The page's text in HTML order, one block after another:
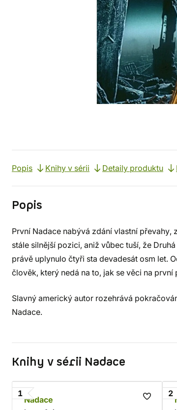
Popis Knihy v sérii Detaily produktu
Popis
První Nadace nabývá zdání vlastní převahy,
stále silnější pozici, aniž vůbec tuší, že
právě uplynulo čtyři sta devadesát osm let.
člověk, který nedá na to, jak se věci na
Slavný americký autor rozehrává
Nadace.
Knihy v sérii Nadace
1
Nadace
2